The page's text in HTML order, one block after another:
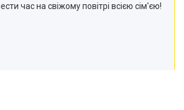
час на свіжому повітрі всією сім'єю!